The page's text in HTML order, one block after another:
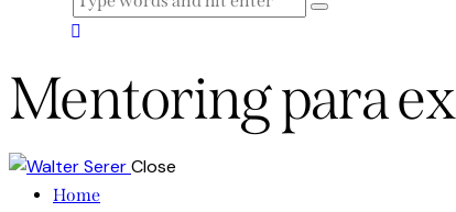
Mentoring para
Close
Home